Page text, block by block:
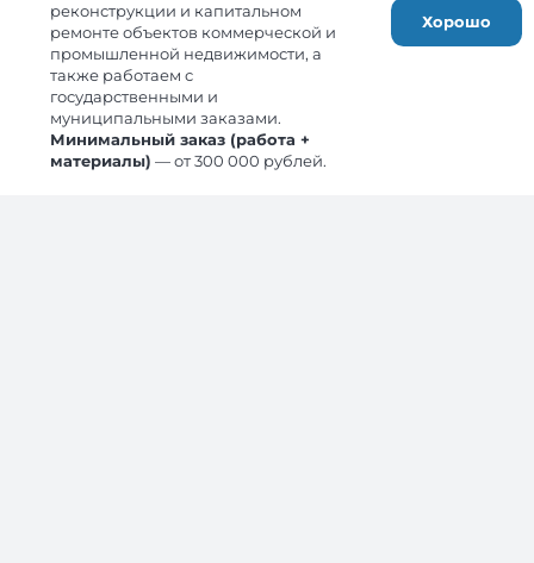
ТРИ ПРИЧИНЫОБРАТИТЬСЯ
НАШУ КОМПАНИЮ
реконструкции и капитальном
ремонте объектов коммерческой и
промышленной недвижимости, а
также работаем с
государственными и
муниципальными заказами.
Минимальный заказ (работа +
материалы) — от 300 000 рублей.
Хорошо